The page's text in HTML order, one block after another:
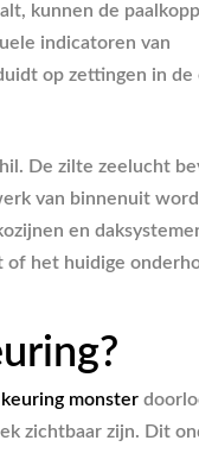
kunnen de
indicatoren van
op zettingen in de
De zilte zeelucht
van binnenuit
en
het huidige
monster
zichtbaar zijn. Dit